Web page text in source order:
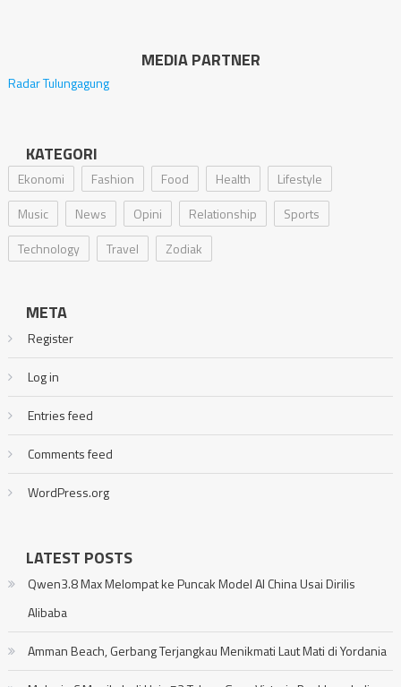
MEDIA PARTNER
Radar Tulungagung
KATEGORI
Ekonomi Fashion Food Health
Lifestyle
Music
News Opini Relationship
Sports
Technology
Travel Zodiak
META
Register
Log in
Entries feed
Comments feed
WordPress.org
LATEST POSTS
Qwen3.8 Max Melompat ke Puncak Model AI China Usai Dirilis
Alibaba
Amman Beach, Gerbang Terjangkau Menikmati Laut Mati di Yordania